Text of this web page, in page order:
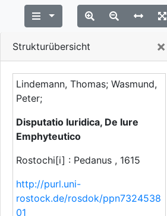
Strukturübersicht ×
Lindemann, Thomas; Wasmund,
Peter;
Disputatio Iuridica, De Iure
Emphyteutico
Rostochi[i] : Pedanus , 1615
http://purl.uni-
rostock.de/rosdok/ppn7324538
01